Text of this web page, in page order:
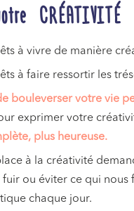
CRÉATIVITÉ
à vivre de manière
à faire ressortir les
bouleverser votre vie
exprimer votre
plus heureuse.
à la créativité
fuir ou éviter ce qui nous
chaque jour.